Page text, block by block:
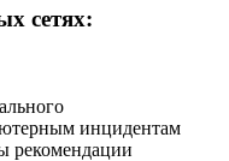
сетях:
инцидентам
рекомендации